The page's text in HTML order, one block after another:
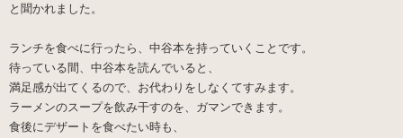
と聞かれました。
ランチを食べに行ったら、中谷本を持っていくことです。
待っている間、中谷本を読んでいると、
満足感が出てくるので、お代わりをしなくてすみます。
ラーメンのスープを飲み干すのを、ガマンできます。
食後にデザートを食べたい時も、